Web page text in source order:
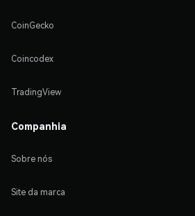
CoinGecko
Coincodex
TradingView
Companhia
Sobre nós
Site da marca